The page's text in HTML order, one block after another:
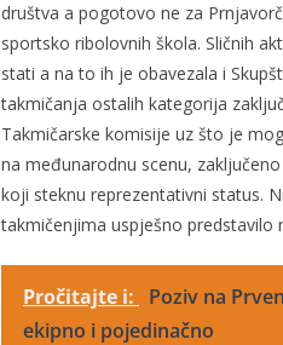
društva a pogotovo ne za
sportsko ribolovnih škola. Sličnih
stati a na to ih je obavezala i
takmičanja ostalih kategorija
Takmičarske komisije uz što je
na međunarodnu scenu,
koji steknu reprezentativni status.
takmičenjima uspješno predstavilo
Pročitajte i:
Poziv na
ekipno i pojedinačno